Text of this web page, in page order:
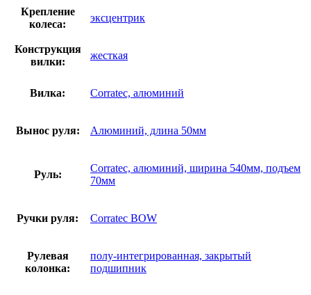
Крепление
колеса:
эксцентрик
Конструкция
вилки:
жесткая
Вилка: Corratec, алюминий
Вынос руля: Алюминий, длина 50мм
Руль:
Corratec, алюминий, ширина 540мм, подъем
70мм
Ручки руля: Corratec BOW
Рулевая
колонка:
полу-интегрированная, закрытый
подшипник